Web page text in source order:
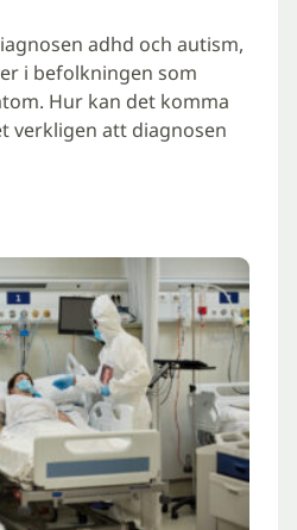
adhd och autism,
i befolkningen som
Hur kan det komma
verkligen att diagnosen